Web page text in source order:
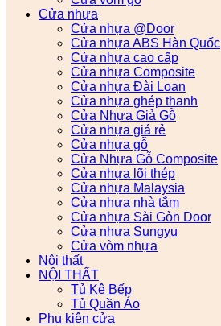
Cửa nhựa
Cửa nhựa @Door
Cửa nhựa ABS Hàn Quốc
Cửa nhựa cao cấp
Cửa nhựa Composite
Cửa nhựa Đài Loan
Cửa nhựa ghép thanh
Cửa Nhựa Giả Gỗ
Cửa nhựa giá rẻ
Cửa nhựa gỗ
Cửa Nhựa Gỗ Composite
Cửa nhựa lõi thép
Cửa nhựa Malaysia
Cửa nhựa nhà tắm
Cửa nhựa Sài Gòn Door
Cửa nhựa Sungyu
Cửa vòm nhựa
Nội thất
NỘI THẤT
Tủ Kệ Bếp
Tủ Quần Áo
Phụ kiện cửa